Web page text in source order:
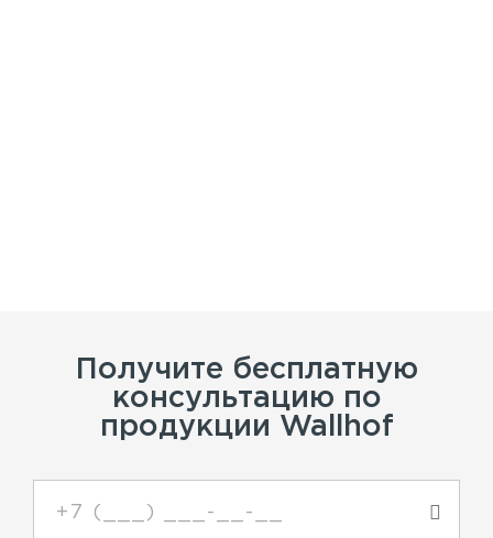
Получите бесплатную
консультацию по
продукции Wallhof